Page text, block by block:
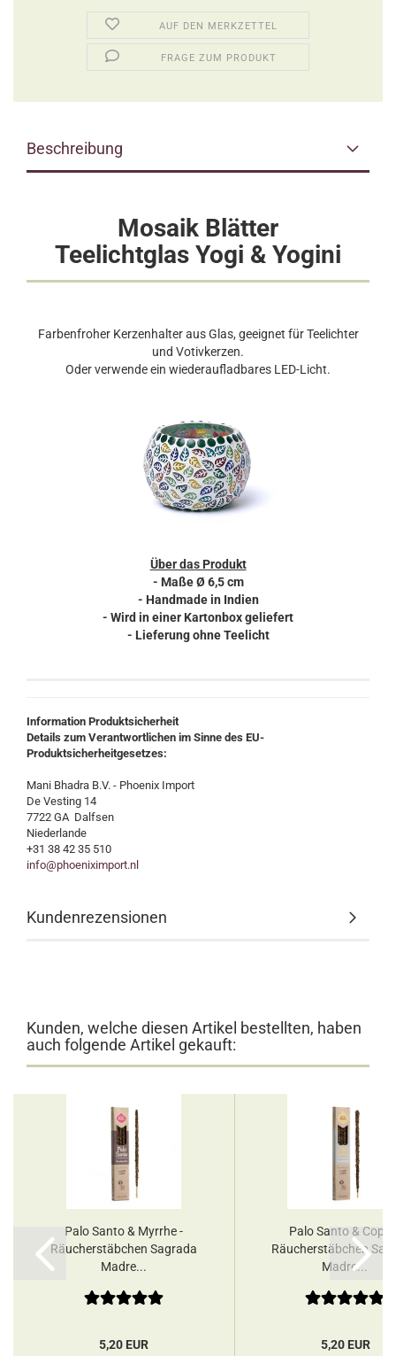
AUF DEN MERKZETTEL
FRAGE ZUM PRODUKT
Beschreibung
Mosaik Blätter
Teelichtglas Yogi & Yogini
Farbenfroher Kerzenhalter aus Glas, geeignet für Teelichter
und Votivkerzen.
Oder verwende ein wiederaufladbares LED-Licht.
Über das Produkt
- Maße Ø 6,5 cm
- Handmade in Indien
- Wird in einer Kartonbox geliefert
- Lieferung ohne Teelicht
Information Produktsicherheit
Details zum Verantwortlichen im Sinne des EU-
Produktsicherheitgesetzes:
Mani Bhadra B.V. - Phoenix Import
De Vesting 14
7722 GA Dalfsen
Niederlande
+31 38 42 35 510
info@phoeniximport.nl
Kundenrezensionen
Kunden, welche diesen Artikel bestellten, haben
auch folgende Artikel gekauft:
Palo Santo & Myrrhe -
Räucherstäbchen Sagrada
Madre...
5,20 EUR
Palo Santo & Copal
Räucherstäbchen
Madre...
5,20 EUR